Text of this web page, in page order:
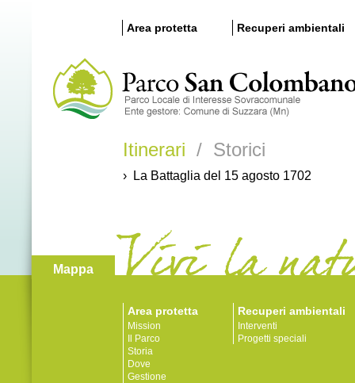
Area protetta Recuperi ambientali
Itinerari / Storici
› La Battaglia del 15 agosto 1702
Mappa
Area protetta
Mission
Il Parco
Storia
Dove
Gestione
Recuperi ambientali
Interventi
Progetti speciali